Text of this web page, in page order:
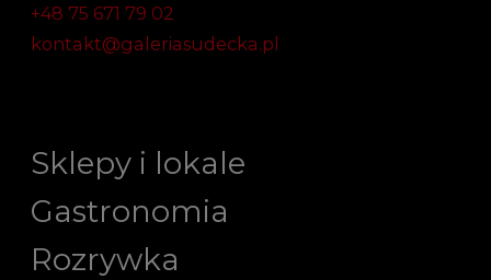
+48 75 671 79 02
kontakt@galeriasudecka.pl
Sklepy i lokale
Gastronomia
Rozrywka